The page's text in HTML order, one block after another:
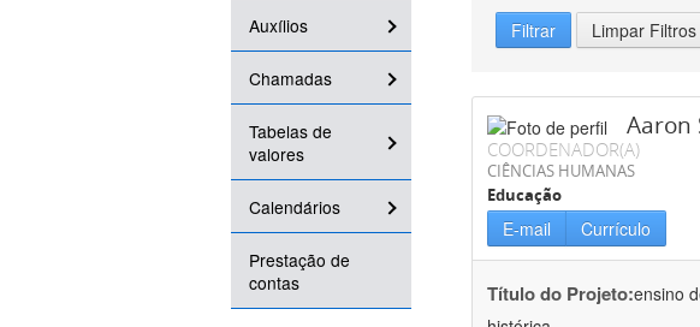
Auxílios
Chamadas
Tabelas de
valores
Calendários
Prestação de
contas
Filtrar Limpar Filtros
Aaron
COORDENADOR(A)
CIÊNCIAS HUMANAS
Educação
E-mail Currículo
Título do Projeto:ensino